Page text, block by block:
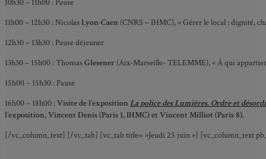
10h30 – 11h00 : Pause
11h00 – 12h30 : NicolasLyon-Caen (CNRS – IHMC), « Gérer le local : dignité,
12h30 – 13h30 : Pause déjeuner
13h30 – 15h00 : ThomasGlesener (Aix-Marseille- TELEMME), « À qui
15h00 – 15h30 : Pause
16h00 – 18h00 :Visite de l’expositionLa police des Lumières. Ordre et
l’exposition, Vincent Denis (Paris 1, IHMC) et Vincent Milliot (Paris 8).
[/vc_column_text] [/vc_tab] [vc_tab title= »Jeudi 25 juin »] [vc_column_text